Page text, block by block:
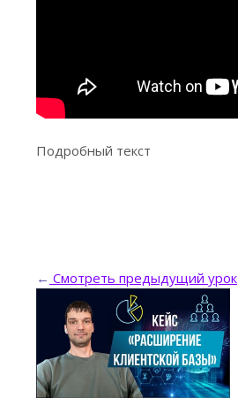
Подробный текст
← Смотреть предыдущий урок